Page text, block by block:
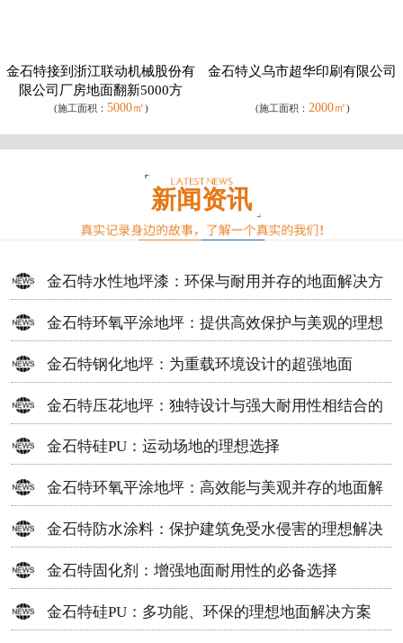
金石特接到浙江联动机械股份有
限公司厂房地面翻新5000方
(施工面积： 5000㎡)
金石特义乌市超华印刷有限公司
(施工面积： 2000㎡)
新闻资讯
金石特水性地坪漆：环保与耐用并存的地面解决方
案
金石特环氧平涂地坪：提供高效保护与美观的理想
选择
金石特钢化地坪：为重载环境设计的超强地面
金石特压花地坪：独特设计与强大耐用性相结合的
地面材料
金石特硅PU：运动场地的理想选择
金石特环氧平涂地坪：高效能与美观并存的地面解
决方案
金石特防水涂料：保护建筑免受水侵害的理想解决
方案
金石特固化剂：增强地面耐用性的必备选择
金石特硅PU：多功能、环保的理想地面解决方案